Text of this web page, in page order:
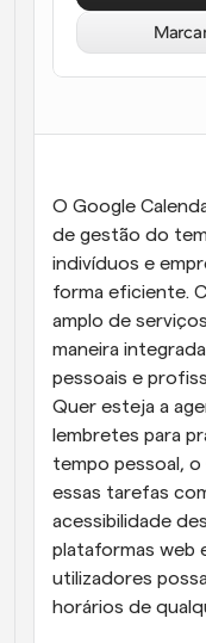
O Google
de gestão do
indivíduos e
forma eficiente.
amplo de
maneira
pessoais e
Quer esteja a
lembretes para
tempo pessoal, o
essas tarefas
acessibilidade
plataformas web
utilizadores
horários de